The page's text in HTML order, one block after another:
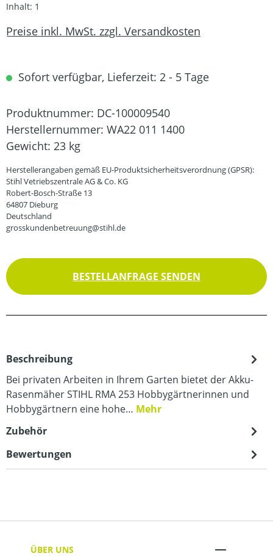
Inhalt: 1
Preise inkl. MwSt. zzgl. Versandkosten
Sofort verfügbar, Lieferzeit: 2 - 5 Tage
Produktnummer: DC-100009540
Herstellernummer: WA22 011 1400
Gewicht: 23 kg
Herstellerangaben gemäß EU-Produktsicherheitsverordnung (GPSR):
Stihl Vetriebszentrale AG & Co. KG
Robert-Bosch-Straße 13
64807 Dieburg
Deutschland
grosskundenbetreuung@stihl.de
BESTELLANFRAGE SENDEN
Beschreibung
Bei privaten Arbeiten in Ihrem Garten bietet der Akku-
Rasenmäher STIHL RMA 253 Hobbygärtnerinnen und
Hobbygärtnern eine hohe… Mehr
Zubehör
Bewertungen
ÜBER UNS